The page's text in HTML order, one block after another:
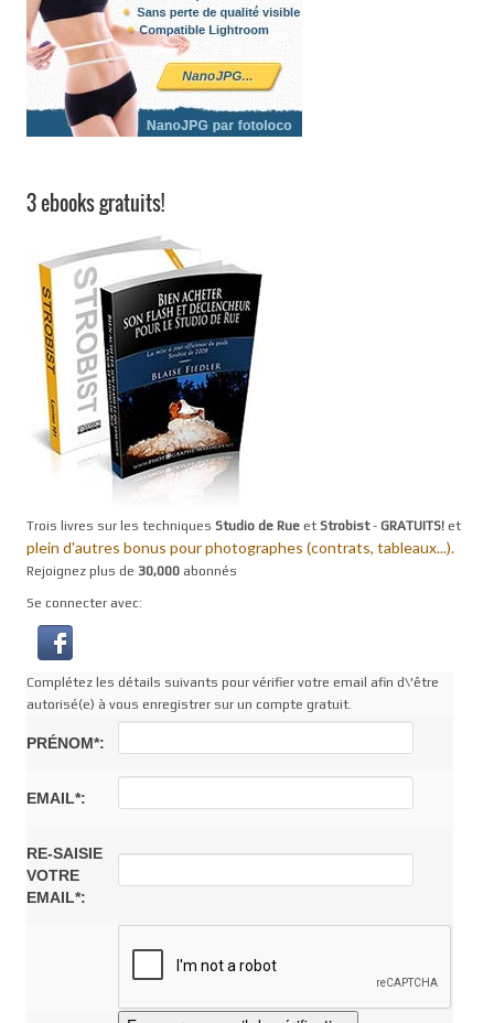
3 ebooks gratuits!
Trois livres sur les techniques Studio de Rue et Strobist- GRATUITS! et
plein d'autres bonus pour photographes (contrats, tableaux...).
Rejoignez plus de 30,000 abonnés
Se connecter avec:
Complétez les détails suivants pour vérifier votre email afin d\'être
autorisé(e) à vous enregistrer sur un compte gratuit.
PRÉNOM*:
EMAIL*:
RE-SAISIE
VOTRE
EMAIL*: